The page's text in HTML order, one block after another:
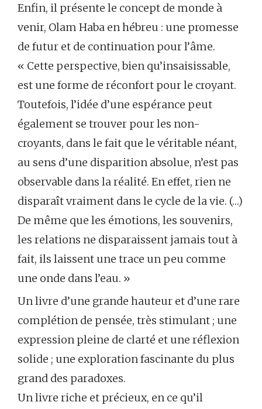
Enfin, il présente le concept de monde à
venir, Olam Haba en hébreu : une promesse
de futur et de continuation pour l’âme.
« Cette perspective, bien qu’insaisissable,
est une forme de réconfort pour le croyant.
Toutefois, l’idée d’une espérance peut
également se trouver pour les non-
croyants, dans le fait que le véritable néant,
au sens d’une disparition absolue, n’est pas
observable dans la réalité. En effet, rien ne
disparaît vraiment dans le cycle de la vie. (…)
De même que les émotions, les souvenirs,
les relations ne disparaissent jamais tout à
fait, ils laissent une trace un peu comme
une onde dans l’eau. »
Un livre d’une grande hauteur et d’une rare
complétion de pensée, très stimulant ; une
expression pleine de clarté et une réflexion
solide ; une exploration fascinante du plus
grand des paradoxes.
Un livre riche et précieux, en ce qu’il